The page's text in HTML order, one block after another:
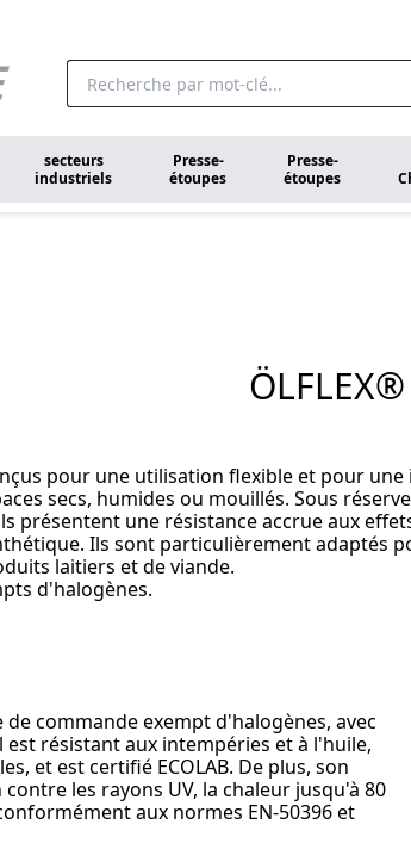
secteurs
industriels
Presse-
étoupes
Presse-
étoupes
pour une utilisation flexible et pour
secs, humides ou mouillés. Sous
présentent une résistance accrue aux
Ils sont particulièrement
laitiers et de viande.
d'halogènes.
de commande exempt d'halogènes, avec
est résistant aux intempéries et à l'huile,
et est certifié ECOLAB. De plus, son
les rayons UV, la chaleur jusqu'à 80
aux normes EN-50396 et